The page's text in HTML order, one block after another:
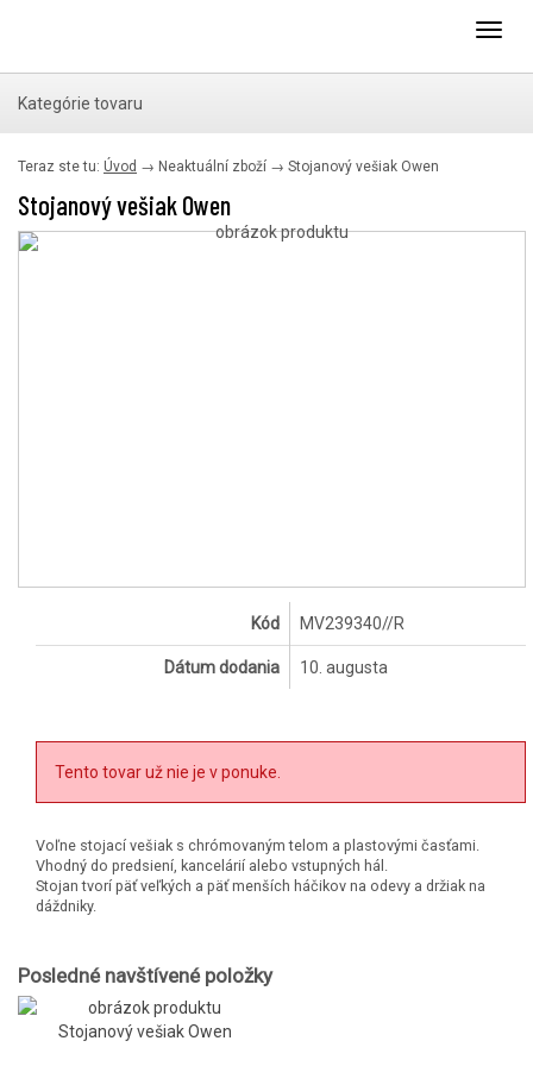
Kategórie tovaru
Teraz ste tu: Úvod → Neaktuální zboží → Stojanový vešiak Owen
Stojanový vešiak Owen
Kód MV239340//R
Dátum dodania 10. augusta
Tento tovar už nie je v ponuke.
Voľne stojací vešiak s chrómovaným telom a plastovými časťami.
Vhodný do predsiení, kancelárií alebo vstupných hál.
Stojan tvorí päť veľkých a päť menších háčikov na odevy a držiak na
dáždniky.
Posledné navštívené položky
Stojanový vešiak Owen